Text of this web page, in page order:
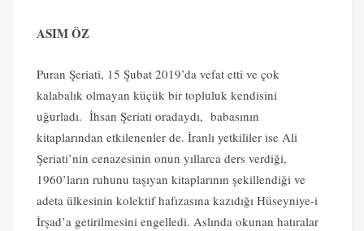
ASIM ÖZ
Puran Şeriati, 15 Şubat 2019’da vefat etti ve çok
kalabalık olmayan küçük bir topluluk kendisini
uğurladı. İhsan Şeriati oradaydı, babasının
kitaplarından etkilenenler de. İranlı yetkililer ise Ali
Şeriati’nin cenazesinin onun yıllarca ders verdiği,
1960’ların ruhunu taşıyan kitaplarının şekillendiği ve
adeta ülkesinin kolektif hafızasına kazıdığı Hüseyniye-i
İrşad’a getirilmesini engelledi. Aslında okunan hatıralar